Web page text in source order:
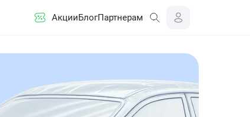
АкцииБлогПартнерам